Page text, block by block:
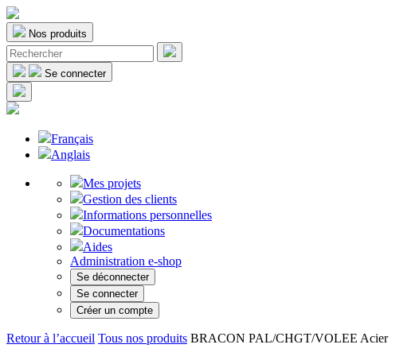
Nos produits
Se connecter
Français
Anglais
Mes projets
Gestion des clients
Informations personnelles
Documentations
Aides
Administration e-shop
Se déconnecter
Se connecter
Créer un compte
Retour à l’accueil Tous nos produits BRACON PAL/CHGT/VOLEE Acier